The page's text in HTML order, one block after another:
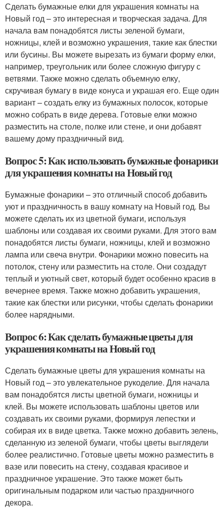
Сделать бумажные елки для украшения комнаты на
Новый год – это интересная и творческая задача. Для
начала вам понадобятся листы зеленой бумаги,
ножницы, клей и возможно украшения, такие как блестки
или бусины. Вы можете вырезать из бумаги форму елки,
например, треугольник или более сложную фигуру с
ветвями. Также можно сделать объемную елку,
скручивая бумагу в виде конуса и украшая его. Еще один
вариант – создать елку из бумажных полосок, которые
можно собрать в виде дерева. Готовые елки можно
разместить на столе, полке или стене, и они добавят
вашему дому праздничный вид.
Вопрос 5: Как использовать бумажные фонарики
для украшения комнаты на Новый год
Бумажные фонарики – это отличный способ добавить
уют и праздничность в вашу комнату на Новый год. Вы
можете сделать их из цветной бумаги, используя
шаблоны или создавая их своими руками. Для этого вам
понадобятся листы бумаги, ножницы, клей и возможно
лампа или свеча внутри. Фонарики можно повесить на
потолок, стену или разместить на столе. Они создадут
теплый и уютный свет, который будет особенно красив в
вечернее время. Также можно добавить украшения,
такие как блестки или рисунки, чтобы сделать фонарики
более нарядными.
Вопрос 6: Как сделать бумажные цветы для
украшения комнаты на Новый год
Сделать бумажные цветы для украшения комнаты на
Новый год – это увлекательное рукоделие. Для начала
вам понадобятся листы цветной бумаги, ножницы и
клей. Вы можете использовать шаблоны цветов или
создавать их своими руками, формируя лепестки и
собирая их в виде цветка. Также можно добавить зелень,
сделанную из зеленой бумаги, чтобы цветы выглядели
более реалистично. Готовые цветы можно разместить в
вазе или повесить на стену, создавая красивое и
праздничное украшение. Это также может быть
оригинальным подарком или частью праздничного
декора.